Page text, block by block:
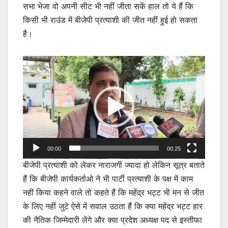
सभा भेजा वो अपनी सीट भी नहीं जीता सकें हाल तो ये हैं कि
किसी भी राउंड में बीजेपी प्रत्याशी की जीत नहीं हुई हो सकता
है।
Video
Player
00:00 00:25
बीजेपी प्रत्याशी को लेकर नाराजगी ज्यादा हो लेकिन सूत्र बताते
हैं कि बीजेपी कार्यकर्ताओ ने भी पार्टी प्रत्याशी के पक्ष में काम
नहीं किया कहने वाले तो कहते हैं कि महेंद्र भट्ट भी मन से जीत
के लिए नहीं जुटे ऐसे में सवाल उठता हैं कि क्या महेंद्र भट्ट हार
की नैतिक जिम्मेदारी लेंगे और क्या प्रदेश अध्यक्ष पद से इस्तीफा